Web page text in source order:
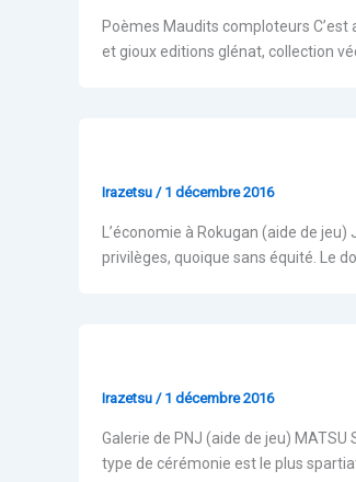
Poèmes Maudits comploteurs
et gioux editions glénat, collection
Irazetsu / 1 décembre 2016
L’économie à Rokugan (aide de
privilèges, quoique sans équité. Le
Irazetsu / 1 décembre 2016
Galerie de PNJ (aide de jeu)
type de cérémonie est le plus